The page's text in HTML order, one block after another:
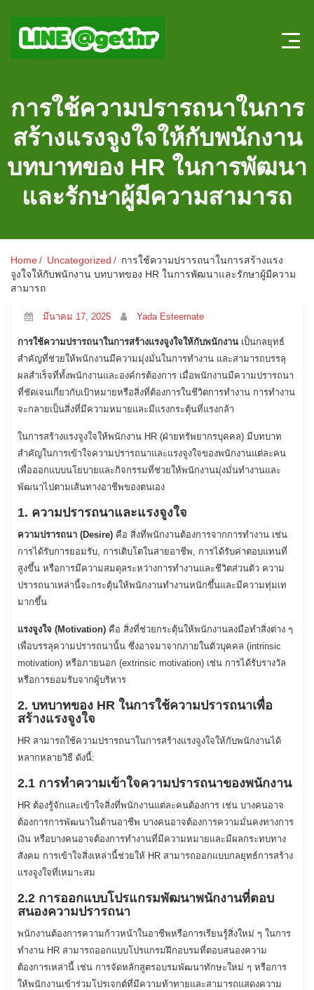
Home
บทความ HR
การใช้ความปรารถนาในการ
สร้างแรงจูงใจให้กับพนักงาน
บทบาทของ HR ในการพัฒนา
และรักษาผู้มีความสามารถ
Home Uncategorized
การใช้ความปรารถนาในการสร้างแรง
จูงใจให้กับพนักงาน บทบาทของ HR ในการพัฒนาและรักษาผู้มีความ
สามารถ
มีนาคม 17, 2025 Yada Esteemate
การใช้ความปรารถนาในการสร้างแรงจูงใจให้กับพนักงาน เป็นกลยุทธ์
สำคัญที่ช่วยให้พนักงานมีความมุ่งมั่นในการทำงาน และสามารถบรรลุ
ผลสำเร็จที่ทั้งพนักงานและองค์กรต้องการ เมื่อพนักงานมีความปรารถนา
ที่ชัดเจนเกี่ยวกับเป้าหมายหรือสิ่งที่ต้องการในชีวิตการทำงาน การทำงาน
จะกลายเป็นสิ่งที่มีความหมายและมีแรงกระตุ้นที่แรงกล้า
ในการสร้างแรงจูงใจให้พนักงาน HR (ฝ่ายทรัพยากรบุคคล) มีบทบาท
สำคัญในการเข้าใจความปรารถนาและแรงจูงใจของพนักงานแต่ละคน
เพื่อออกแบบนโยบายและกิจกรรมที่ช่วยให้พนักงานมุ่งมั่นทำงานและ
พัฒนาไปตามเส้นทางอาชีพของตนเอง
1. ความปรารถนาและแรงจูงใจ
ความปรารถนา (Desire) คือ สิ่งที่พนักงานต้องการจากการทำงาน เช่น
การได้รับการยอมรับ, การเติบโตในสายอาชีพ, การได้รับค่าตอบแทนที่
สูงขึ้น หรือการมีความสมดุลระหว่างการทำงานและชีวิตส่วนตัว ความ
ปรารถนาเหล่านี้จะกระตุ้นให้พนักงานทำงานหนักขึ้นและมีความทุ่มเท
มากขึ้น
แรงจูงใจ (Motivation) คือ สิ่งที่ช่วยกระตุ้นให้พนักงานลงมือทำสิ่งต่าง ๆ
เพื่อบรรลุความปรารถนานั้น ซึ่งอาจมาจากภายในตัวบุคคล (intrinsic
motivation) หรือภายนอก (extrinsic motivation) เช่น การได้รับรางวัล
หรือการยอมรับจากผู้บริหาร
2. บทบาทของ HR ในการใช้ความปรารถนาเพื่อ
สร้างแรงจูงใจ
HR สามารถใช้ความปรารถนาในการสร้างแรงจูงใจให้กับพนักงานได้
หลากหลายวิธี ดังนี้:
2.1 การทำความเข้าใจความปรารถนาของพนักงาน
HR ต้องรู้จักและเข้าใจสิ่งที่พนักงานแต่ละคนต้องการ เช่น บางคนอาจ
ต้องการการพัฒนาในด้านอาชีพ บางคนอาจต้องการความมั่นคงทางการ
เงิน หรือบางคนอาจต้องการทำงานที่มีความหมายและมีผลกระทบทาง
สังคม การเข้าใจสิ่งเหล่านี้ช่วยให้ HR สามารถออกแบบกลยุทธ์การสร้าง
แรงจูงใจที่เหมาะสม
2.2 การออกแบบโปรแกรมพัฒนาพนักงานที่ตอบ
สนองความปรารถนา
พนักงานต้องการความก้าวหน้าในอาชีพหรือการเรียนรู้สิ่งใหม่ ๆ ในการ
ทำงาน HR สามารถออกแบบโปรแกรมฝึกอบรมที่ตอบสนองความ
ต้องการเหล่านี้ เช่น การจัดหลักสูตรอบรมพัฒนาทักษะใหม่ ๆ หรือการ
ให้พนักงานเข้าร่วมโปรเจกต์ที่มีความท้าทายและสามารถแสดงความ